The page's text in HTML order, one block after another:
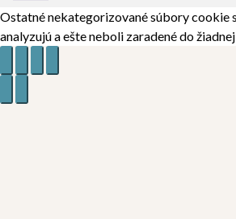
Ostatné nekategorizované súbory cookie
analyzujú a ešte neboli zaradené do